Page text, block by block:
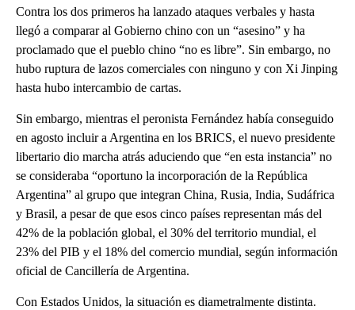
Contra los dos primeros ha lanzado ataques verbales y hasta
llegó a comparar al Gobierno chino con un “asesino” y ha
proclamado que el pueblo chino “no es libre”. Sin embargo, no
hubo ruptura de lazos comerciales con ninguno y con Xi Jinping
hasta hubo intercambio de cartas.
Sin embargo, mientras el peronista Fernández había conseguido
en agosto incluir a Argentina en los BRICS, el nuevo presidente
libertario dio marcha atrás aduciendo que “en esta instancia” no
se consideraba “oportuno la incorporación de la República
Argentina” al grupo que integran China, Rusia, India, Sudáfrica
y Brasil, a pesar de que esos cinco países representan más del
42% de la población global, el 30% del territorio mundial, el
23% del PIB y el 18% del comercio mundial, según información
oficial de Cancillería de Argentina.
Con Estados Unidos, la situación es diametralmente distinta.